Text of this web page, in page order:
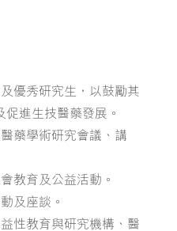
優秀研究生，以鼓勵其
進生技醫藥發展。
藥學術研究會議、講
教育及公益活動。
及座談。
性教育與研究機構、醫